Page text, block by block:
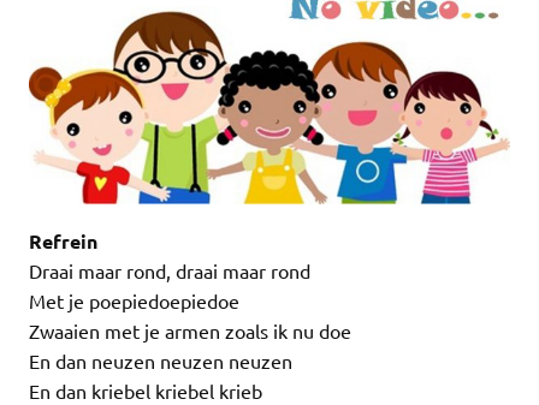
Refrein
Draai maar rond, draai maar rond
Met je poepiedoepiedoe
Zwaaien met je armen zoals ik nu doe
En dan neuzen neuzen neuzen
En dan kriebel kriebel krieb